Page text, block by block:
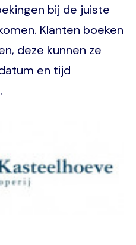
bij de juiste
Klanten boeken
deze kunnen ze
en tijd